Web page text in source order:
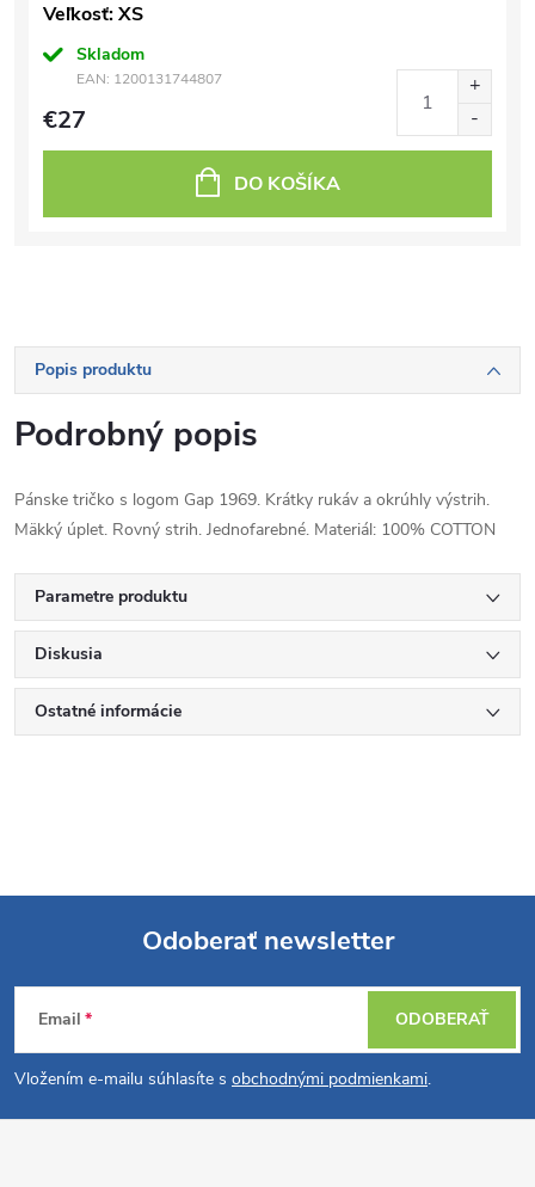
Veľkosť: XS
Skladom
EAN: 1200131744807
€27
DO KOŠÍKA
Popis produktu
Podrobný popis
Pánske tričko s logom Gap 1969. Krátky rukáv a okrúhly výstrih.
Mäkký úplet. Rovný strih. Jednofarebné. Materiál: 100% COTTON
Parametre produktu
Diskusia
Ostatné informácie
Z
á
p
Odoberať newsletter
Email
Vložením e-mailu súhlasíte s obchodnými podmienkami.
ODOBERAŤ